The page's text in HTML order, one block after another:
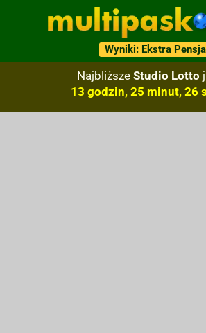
Wyniki: Ekstra Pensja
Najbliższe Studio Lotto
13 godzin, 25 minut, 25